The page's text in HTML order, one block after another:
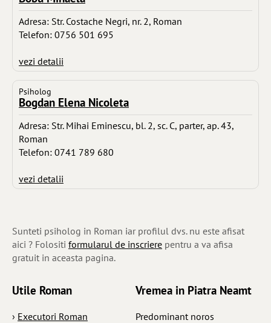
Adresa: Str. Costache Negri, nr. 2, Roman
Telefon: 0756 501 695
vezi detalii
Psiholog
Bogdan Elena Nicoleta
Adresa: Str. Mihai Eminescu, bl. 2, sc. C, parter, ap. 43,
Roman
Telefon: 0741 789 680
vezi detalii
Sunteti psiholog in Roman iar profilul dvs. nu este afisat
aici ? Folositi formularul de inscriere pentru a va afisa
gratuit in aceasta pagina.
Utile Roman
› Executori Roman
Vremea in Piatra Neamt
Predominant noros